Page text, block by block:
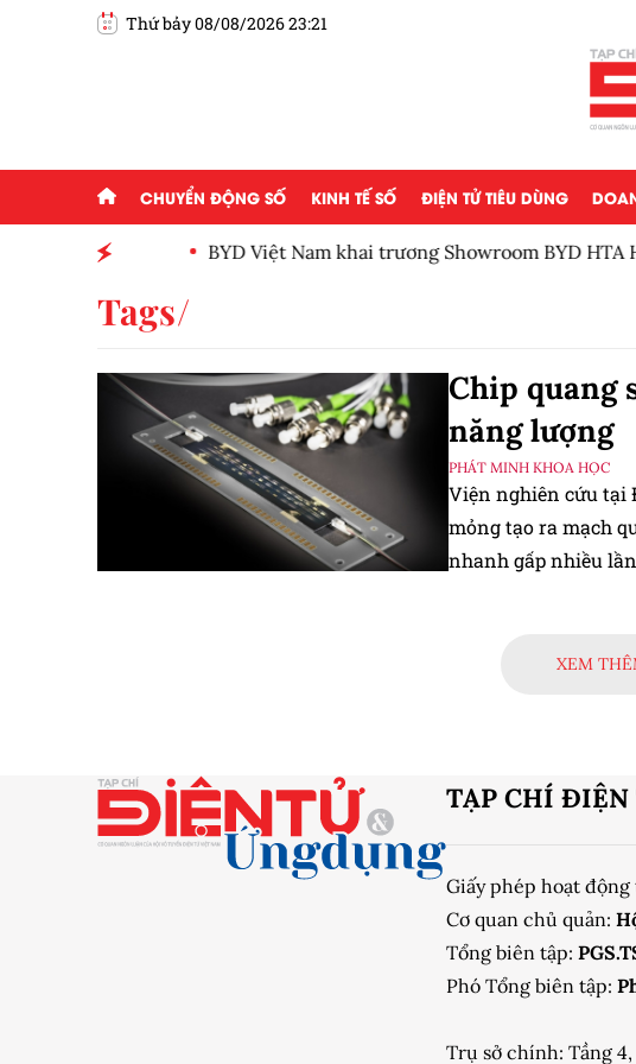
Thứ bảy 08/08/2026 23:21
CHUYỂN ĐỘNG SỐ KINH TẾ SỐ ĐIỆN TỬ TIÊU DÙNG
BYD Việt Nam khai trương Showroom BYD HTA Hà
Tags
Chip quang
năng lượng
PHÁT MINH KHOA HỌC
Viện nghiên cứu tại
mỏng tạo ra mạch
nhanh gấp nhiều
XEM
TẠP CHÍ ĐIỆN
Giấy phép hoạt
Cơ quan chủ quản:
Tổng biên tập:
Phó Tổng biên tập:
Trụ sở chính: Tầng